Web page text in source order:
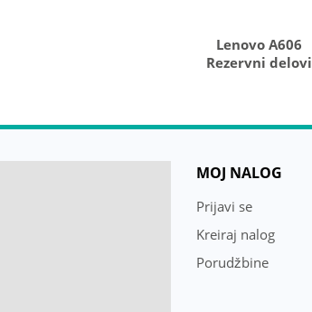
Lenovo A606
Rezervni delovi
MOJ NALOG
Prijavi se
Kreiraj nalog
Porudžbine